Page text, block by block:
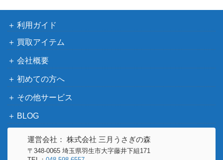
利用ガイド
買取アイテム
会社概要
初めての方へ
その他サービス
BLOG
運営会社： 株式会社 三月うさぎの森
〒348-0065 埼玉県羽生市大字藤井下組171